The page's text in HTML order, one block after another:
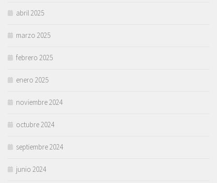
abril 2025
marzo 2025
febrero 2025
enero 2025
noviembre 2024
octubre 2024
septiembre 2024
junio 2024